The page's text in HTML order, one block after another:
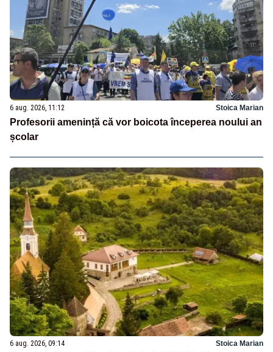
6 aug. 2026, 11:12 Stoica Marian
Profesorii amenință că vor boicota începerea noului an
școlar
6 aug. 2026, 09:14 Stoica Marian